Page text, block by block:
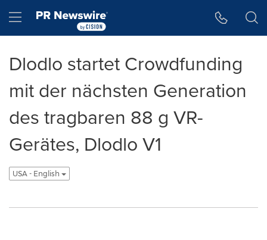
Hamburger menu
Dlodlo startet Crowdfunding
mit der nächsten Generation
des tragbaren 88 g VR-
Gerätes, Dlodlo V1
USA - English